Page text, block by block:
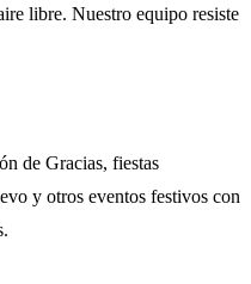
libre. Nuestro equipo resiste
de Gracias, fiestas
y otros eventos festivos con